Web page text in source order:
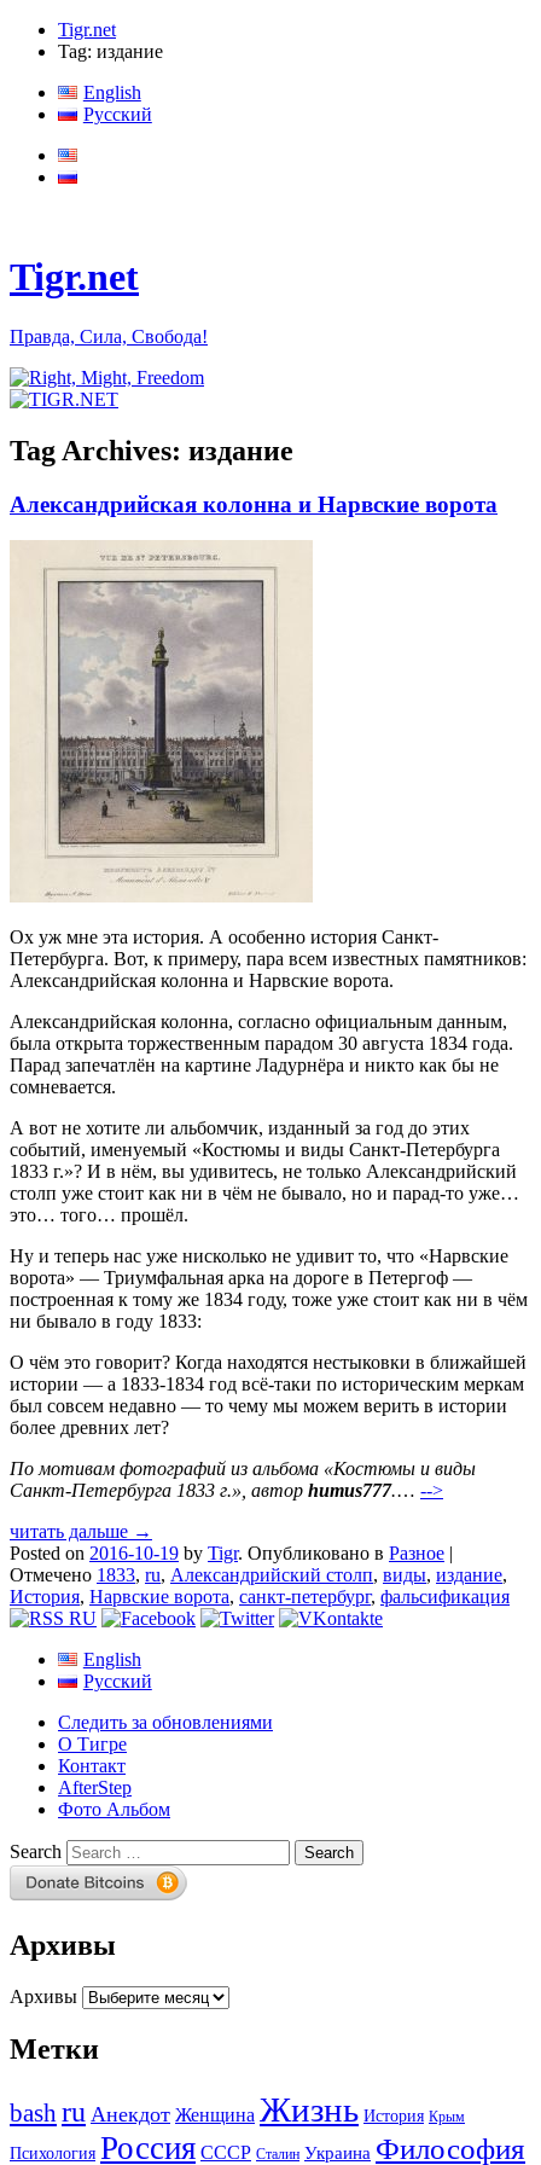
Tigr.net
Tag: издание
English
Русский
Tigr.net
Правда, Сила, Свобода!
Tag Archives: издание
Александрийская колонна и Нарвские ворота
Ох уж мне эта история. А особенно история Санкт-
Петербурга. Вот, к примеру, пара всем известных памятников:
Александрийская колонна и Нарвские ворота.
Александрийская колонна, согласно официальным данным,
была открыта торжественным парадом 30 августа 1834 года.
Парад запечатлён на картине Ладурнёра и никто как бы не
сомневается.
А вот не хотите ли альбомчик, изданный за год до этих
событий, именуемый «Костюмы и виды Санкт-Петербурга
1833 г.»? И в нём, вы удивитесь, не только Александрийский
столп уже стоит как ни в чём не бывало, но и парад-то уже…
это… того… прошёл.
Ну и теперь нас уже нисколько не удивит то, что «Нарвские
ворота» — Триумфальная арка на дороге в Петергоф —
построенная к тому же 1834 году, тоже уже стоит как ни в чём
ни бывало в году 1833:
О чём это говорит? Когда находятся нестыковки в ближайшей
истории — а 1833-1834 год всё-таки по историческим меркам
был совсем недавно — то чему мы можем верить в истории
более древних лет?
По мотивам фотографий из альбома «Костюмы и виды
Санкт-Петербурга 1833 г.», автор humus777.… -->
читать дальше →
Posted on 2016-10-19 by Tigr. Опубликовано в Разное |
Отмечено 1833, ru, Александрийский столп, виды, издание,
История, Нарвские ворота, санкт-петербург, фальсификация
English
Русский
Следить за обновлениями
О Тигре
Контакт
AfterStep
Фото Альбом
Search
Архивы
Архивы
Метки
bashru Анекдот Женщина Жизнь История Крым
Психология Россия СССР Сталин Украина Философия